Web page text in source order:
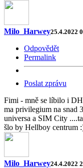
Milo_Harwey25.4.2022
Odpovědět
Permalink
Poslat zprávu
Fimi - mně se líbilo i
ma privilegium na snad
universa a SIM City
šlo by Hellboy centrum
Milo_Harwey24.4.2022